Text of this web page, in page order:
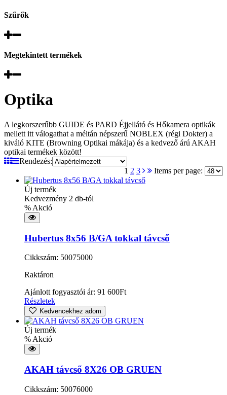
Szűrők
Megtekintett termékek
Optika
A legkorszerűbb GUIDE és PARD Éjjellátó és Hőkamera optikák
mellett itt válogathat a méltán népszerű NOBLEX (régi Dokter) a
kiváló KITE (Browning Optikai mákája) és a kedvező árú AKAH
optikai termékek között!
Rendezés:
1 2 3 Items per page:
Új termék
Kedvezmény 2 db-tól
% Akció
Hubertus 8x56 B/GA tokkal távcső
Cikkszám: 50075000
Raktáron
Ajánlott fogyasztói ár: 91 600Ft
Részletek
Kedvencekhez adom
Új termék
% Akció
AKAH távcső 8X26 OB GRUEN
Cikkszám: 50076000